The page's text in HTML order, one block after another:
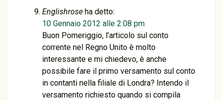
Englishrose ha detto:
10 Gennaio 2012 alle 2:08 pm
Buon Pomeriggio, l’articolo sul conto
corrente nel Regno Unito è molto
interessante e mi chiedevo, è anche
possibile fare il primo versamento sul conto
in contanti nella filiale di Londra? Intendo il
versamento richiesto quando si compila